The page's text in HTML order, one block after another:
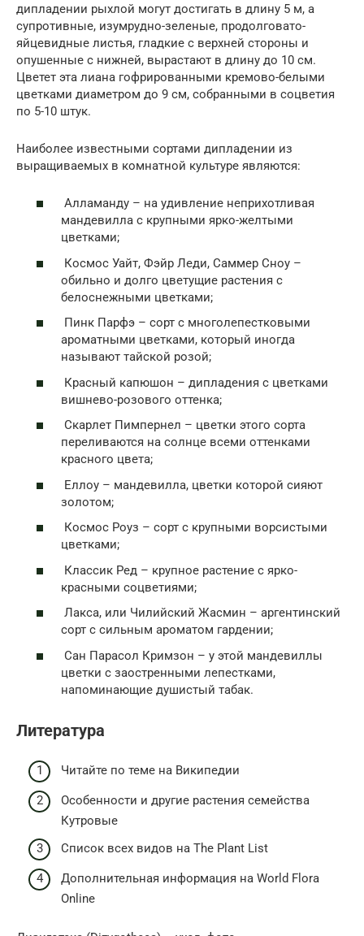
дипладении рыхлой могут достигать в длину 5 м, а
супротивные, изумрудно-зеленые, продолговато-
яйцевидные листья, гладкие с верхней стороны и
опушенные с нижней, вырастают в длину до 10 см.
Цветет эта лиана гофрированными кремово-белыми
цветками диаметром до 9 см, собранными в соцветия
по 5-10 штук.
Наиболее известными сортами дипладении из
выращиваемых в комнатной культуре являются:
Алламанду – на удивление неприхотливая
мандевилла с крупными ярко-желтыми
цветками;
Космос Уайт, Фэйр Леди, Саммер Сноу –
обильно и долго цветущие растения с
белоснежными цветками;
Пинк Парфэ – сорт с многолепестковыми
ароматными цветками, который иногда
называют тайской розой;
Красный капюшон – дипладения с цветками
вишнево-розового оттенка;
Скарлет Пимпернел – цветки этого сорта
переливаются на солнце всеми оттенками
красного цвета;
Еллоу – мандевилла, цветки которой сияют
золотом;
Космос Роуз – сорт с крупными ворсистыми
цветками;
Классик Ред – крупное растение с ярко-
красными соцветиями;
Лакса, или Чилийский Жасмин – аргентинский
сорт с сильным ароматом гардении;
Сан Парасол Кримзон – у этой мандевиллы
цветки с заостренными лепестками,
напоминающие душистый табак.
Литература
Читайте по теме на Википедии
Особенности и другие растения семейства
Кутровые
Список всех видов на The Plant List
Дополнительная информация на World Flora
Online